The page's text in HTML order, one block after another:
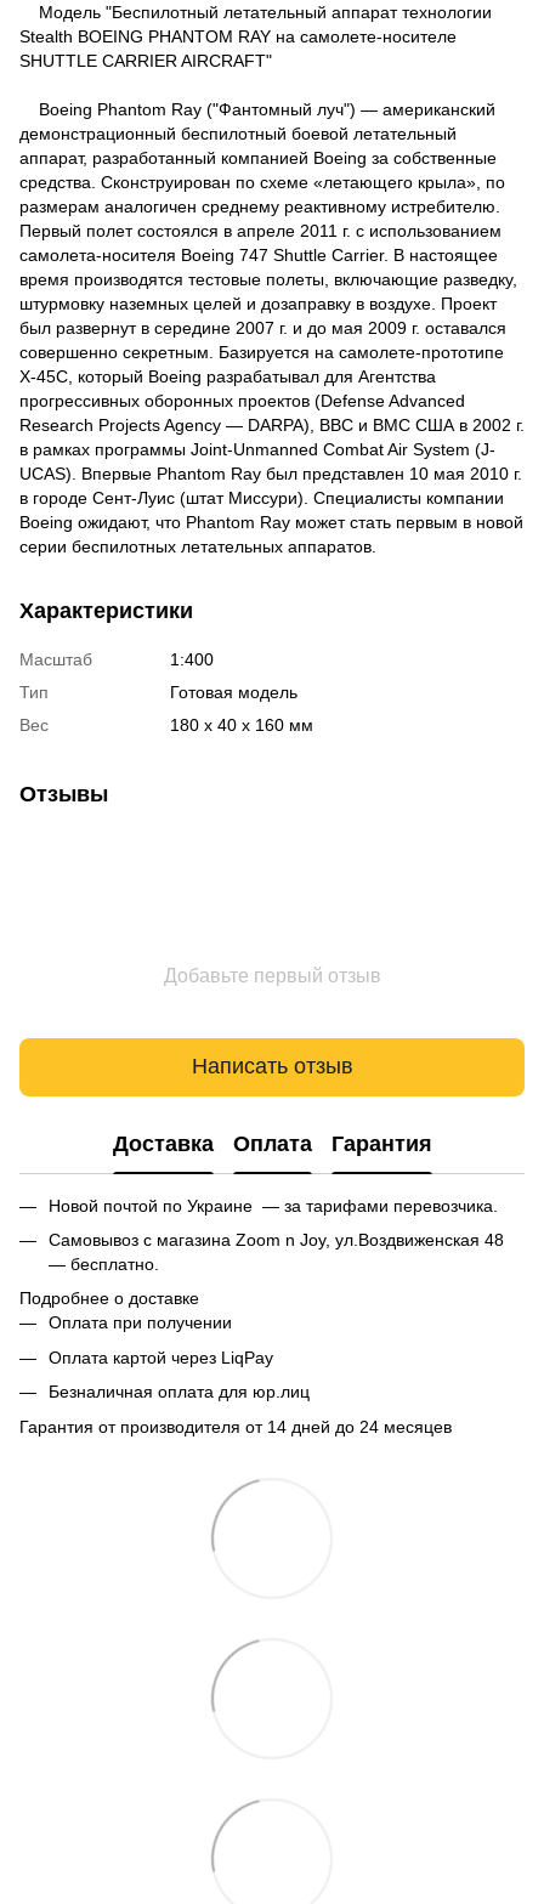
Модель "Беспилотный летательный аппарат технологии
Stealth BOEING PHANTOM RAY на самолете-носителе
SHUTTLE CARRIER AIRCRAFT"
Boeing Phantom Ray ("Фантомный луч") — американский
демонстрационный беспилотный боевой летательный
аппарат, разработанный компанией Boeing за собственные
средства. Сконструирован по схеме «летающего крыла», по
размерам аналогичен среднему реактивному истребителю.
Первый полет состоялся в апреле 2011 г. с использованием
самолета-носителя Boeing 747 Shuttle Carrier. В настоящее
время производятся тестовые полеты, включающие разведку,
штурмовку наземных целей и дозаправку в воздухе. Проект
был развернут в середине 2007 г. и до мая 2009 г. оставался
совершенно секретным. Базируется на самолете-прототипе
X-45C, который Boeing разрабатывал для Агентства
прогрессивных оборонных проектов (Defense Advanced
Research Projects Agency — DARPA), ВВС и ВМС США в 2002 г.
в рамках программы Joint-Unmanned Combat Air System (J-
UCAS). Впервые Phantom Ray был представлен 10 мая 2010 г.
в городе Сент-Луис (штат Миссури). Специалисты компании
Boeing ожидают, что Phantom Ray может стать первым в новой
серии беспилотных летательных аппаратов.
Характеристики
Масштаб
1:400
Тип
Готовая модель
Вес
180 х 40 х 160 мм
Отзывы
Добавьте первый отзыв
Написать отзыв
Доставка Оплата Гарантия
Новой почтой по Украине — за тарифами перевозчика.
Самовывоз с магазина Zoom n Joy, ул.Воздвиженская 48
— бесплатно.
Подробнее о доставке
Оплата при получении
Оплата картой через LiqPay
Безналичная оплата для юр.лиц
Гарантия от производителя от 14 дней до 24 месяцев